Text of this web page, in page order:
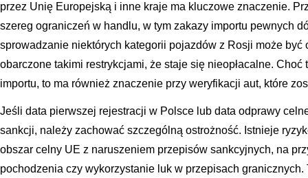
przez Unię Europejską i inne kraje ma kluczowe znaczenie.
szereg ograniczeń w handlu, w tym zakazy importu pewnych
sprowadzanie niektórych kategorii pojazdów z Rosji może
obarczone takimi restrykcjami, że staje się nieopłacalne. Choć
importu, to ma również znaczenie przy weryfikacji aut, które
Jeśli data pierwszej rejestracji w Polsce lub data odprawy
sankcji, należy zachować szczególną ostrożność. Istnieje
obszar celny UE z naruszeniem przepisów sankcyjnych, na
pochodzenia czy wykorzystanie luk w przepisach